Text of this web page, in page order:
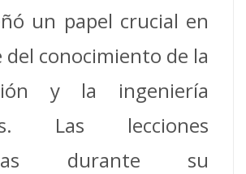
un papel crucial en
del conocimiento de la
y la ingeniería
Las lecciones
durante su